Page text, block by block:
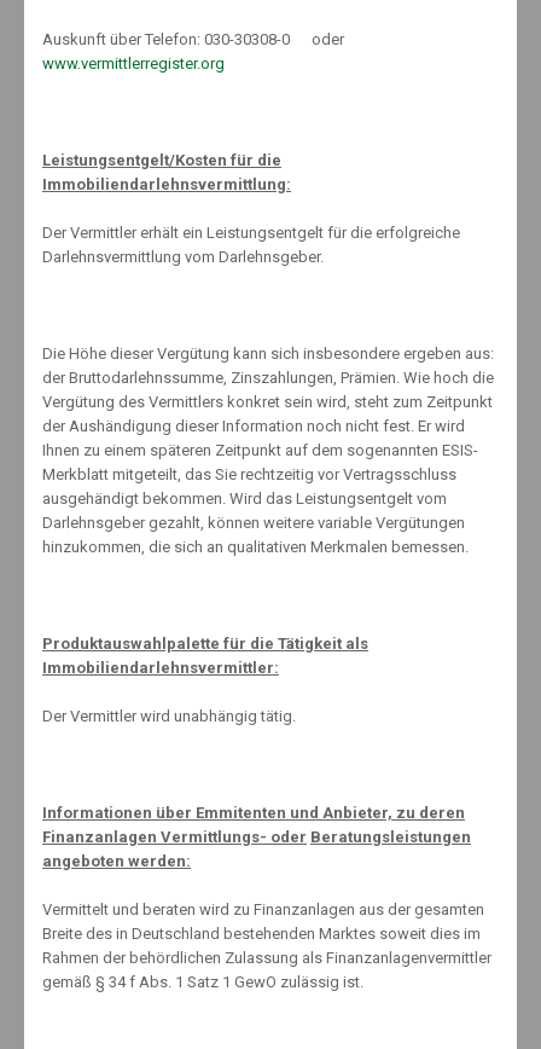
21,02 Prozent aller Fälle verantwortlich zeigen. Hier sind Krankheiten
wie Rückenleiden, Arthrose oder auch Gelenkverschleiß
15,66 Prozent, zum Beispiel Diabetes und andere
Stoffwechselkrankheiten.
Auf Rang vier landen mit 15,48 Prozent aller Neurenten der Krebs und
andere bösartige Geschwülste. Danach folgen Unfälle (8,98 Prozent)
und Erkrankungen des Herzens und Gefäßsystems (7,34 Prozent) auf
den Plätzen.
Die Daten zeigen erneut, dass nicht nur Beschäftigte mit einer
schweren körperlichen Tätigkeit eine Berufsunfähigkeits-Police
Auskunft über Telefon: 030-30308-0 oder
www.vermittlerregister.org
Leistungsentgelt/Kosten für die
Immobiliendarlehnsvermittlung:
Der Vermittler erhält ein Leistungsentgelt für die erfolgreiche
Darlehnsvermittlung vom Darlehnsgeber.
Die Höhe dieser Vergütung kann sich insbesondere ergeben aus:
der Bruttodarlehnssumme, Zinszahlungen, Prämien. Wie hoch die
Vergütung des Vermittlers konkret sein wird, steht zum Zeitpunkt
der Aushändigung dieser Information noch nicht fest. Er wird
Ihnen zu einem späteren Zeitpunkt auf dem sogenannten ESIS-
Merkblatt mitgeteilt, das Sie rechtzeitig vor Vertragsschluss
ausgehändigt bekommen. Wird das Leistungsentgelt vom
Darlehnsgeber gezahlt, können weitere variable Vergütungen
hinzukommen, die sich an qualitativen Merkmalen bemessen.
Produktauswahlpalette für die Tätigkeit als
Immobiliendarlehnsvermittler:
Der Vermittler wird unabhängig tätig.
Informationen über Emmitenten und Anbieter, zu deren
Finanzanlagen Vermittlungs- oder Beratungsleistungen
angeboten werden:
Vermittelt und beraten wird zu Finanzanlagen aus der gesamten
Breite des in Deutschland bestehenden Marktes soweit dies im
Rahmen der behördlichen Zulassung als Finanzanlagenvermittler
gemäß § 34 f Abs. 1 Satz 1 GewO zulässig ist.